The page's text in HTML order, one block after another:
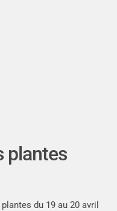
plantes
du 19 au 20 avril